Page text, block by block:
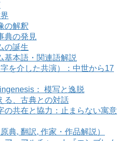
の解釈
典の発見
の誕生
基本語・関連語解説
を介した共演）：中世から17
： 模写と逸脱
る、古典との対話
の共在と協力：止まらない寓意
典, 翻訳, 作家・作品解説）